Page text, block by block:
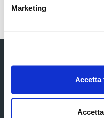
Marketing
Accetta
Torna indietro
Via Verizzo, 1030 - 31053 Pieve
0438 82096 C.F. - P.I. - R.I.